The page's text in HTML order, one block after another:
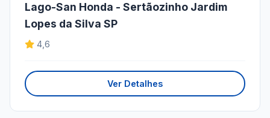
Lago-San Honda - Sertãozinho Jardim
Lopes da Silva SP
4,6
Ver Detalhes